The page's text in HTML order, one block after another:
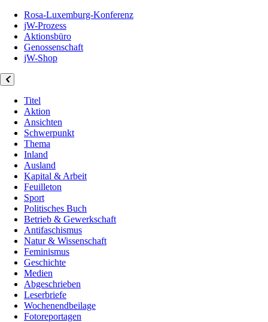
Rosa-Luxemburg-Konferenz
jW-Prozess
Aktionsbüro
Genossenschaft
jW-Shop
Titel
Aktion
Ansichten
Schwerpunkt
Thema
Inland
Ausland
Kapital & Arbeit
Feuilleton
Sport
Politisches Buch
Betrieb & Gewerkschaft
Antifaschismus
Natur & Wissenschaft
Feminismus
Geschichte
Medien
Abgeschrieben
Leserbriefe
Wochenendbeilage
Fotoreportagen